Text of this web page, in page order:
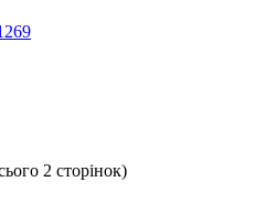
2 сторінок)